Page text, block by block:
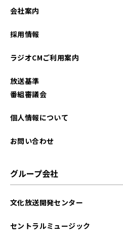
会社案内
採用情報
ラジオCMご利用案内
放送基準
番組審議会
個人情報について
お問い合わせ
グループ会社
文化放送開発センター
セントラルミュージック